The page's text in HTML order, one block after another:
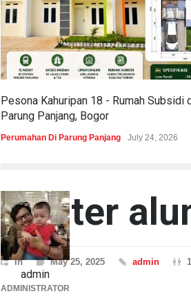
Pesona Kahuripan 18 - Rumah Subsidi
Parung Panjang, Bogor
Perumahan Di Parung Panjang July 24, 2026
cluster
In May 25, 2025 admin
admin
ADMINISTRATOR